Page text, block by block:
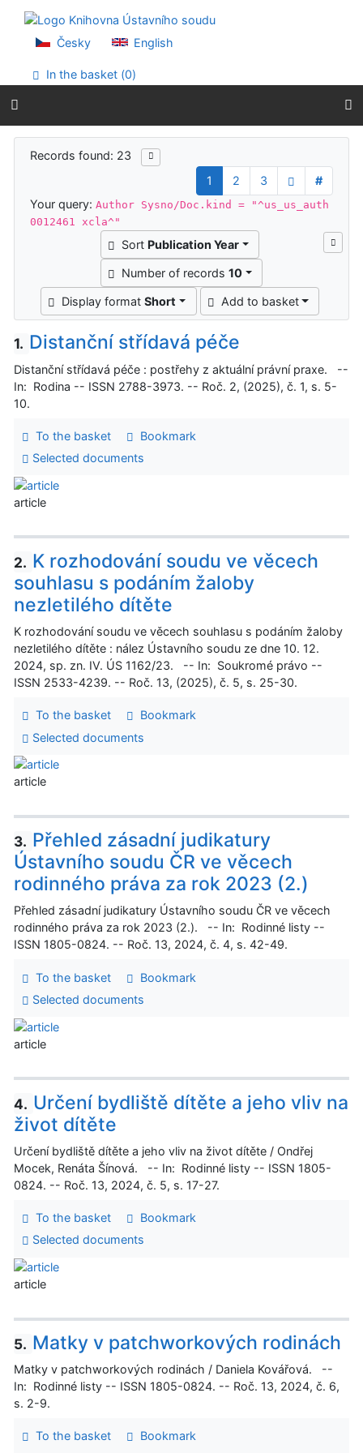
Go to menu
Accessibility declaration
Česky English
In the basket (0)
Search results
Records found: 23
1
2 3
#
Your query:Author Sysno/Doc.kind = "^us_us_auth
0012461 xcla^"
Sort Publication Year
Number of records 10
Display formatShort Add to basket
1. Distanční střídavá péče
Distanční střídavá péče : postřehy z aktuální právní praxe. --
In: Rodina -- ISSN 2788-3973. -- Roč. 2, (2025), č. 1, s. 5-
10.
To the basket
Bookmark
Selected documents
article
2. K rozhodování soudu ve věcech
souhlasu s podáním žaloby
nezletilého dítěte
K rozhodování soudu ve věcech souhlasu s podáním žaloby
nezletilého dítěte : nález Ústavního soudu ze dne 10. 12.
2024, sp. zn. IV. ÚS 1162/23. -- In: Soukromé právo --
ISSN 2533-4239. -- Roč. 13, (2025), č. 5, s. 25-30.
To the basket
Bookmark
Selected documents
article
3. Přehled zásadní judikatury
Ústavního soudu ČR ve věcech
rodinného práva za rok 2023 (2.)
Přehled zásadní judikatury Ústavního soudu ČR ve věcech
rodinného práva za rok 2023 (2.). -- In: Rodinné listy --
ISSN 1805-0824. -- Roč. 13, 2024, č. 4, s. 42-49.
To the basket
Bookmark
Selected documents
article
4. Určení bydliště dítěte a jeho vliv na
život dítěte
Určení bydliště dítěte a jeho vliv na život dítěte / Ondřej
Mocek, Renáta Šínová. -- In: Rodinné listy -- ISSN 1805-
0824. -- Roč. 13, 2024, č. 5, s. 17-27.
To the basket
Bookmark
Selected documents
article
5. Matky v patchworkových rodinách
Matky v patchworkových rodinách / Daniela Kovářová. --
In: Rodinné listy -- ISSN 1805-0824. -- Roč. 13, 2024, č. 6,
s. 2-9.
To the basket
Bookmark